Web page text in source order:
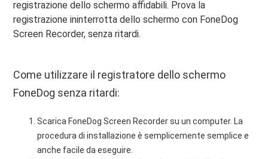
registrazione dello schermo affidabili. Prova la
registrazione ininterrotta dello schermo con FoneDog
Screen Recorder, senza ritardi.
Come utilizzare il registratore dello schermo
FoneDog senza ritardi:
Scarica FoneDog Screen Recorder su un computer. La
procedura di installazione è semplicemente semplice e
anche facile da eseguire.